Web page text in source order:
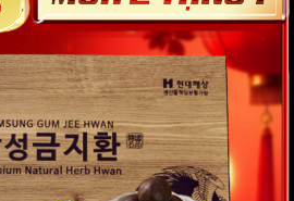
Diên An, Thiểm Tây, Trung Quốc. Đây
xuất an cung ngưu hoàng hoàn đáp
gao của bộ Y tế.
hoàng hoàn Trung Quốc
bao gồm hơn 20 vị dược liệu quý
xạ hương, chu sa, hoàng liên,
hùng hoàng, uất kim, sừng trâu…